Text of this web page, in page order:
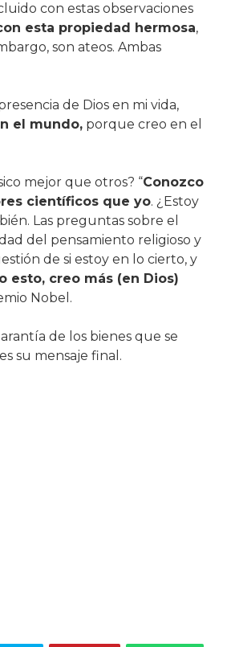
con estas observaciones
esta propiedad hermosa,
son ateos. Ambas
de Dios en mi vida,
el mundo,porque creo en el
mejor que otros? “Conozco
científicos que yo. ¿Estoy
Las preguntas sobre el
del pensamiento religioso y
de si estoy en lo cierto, y
esto, creo más (en Dios)
Nobel.
de los bienes que se
su mensaje final.